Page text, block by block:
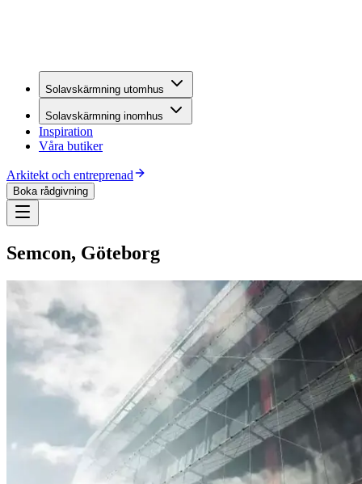
Solavskärmning utomhus
Solavskärmning inomhus
Inspiration
Våra butiker
Arkitekt och entreprenad
Boka rådgivning
Semcon, Göteborg